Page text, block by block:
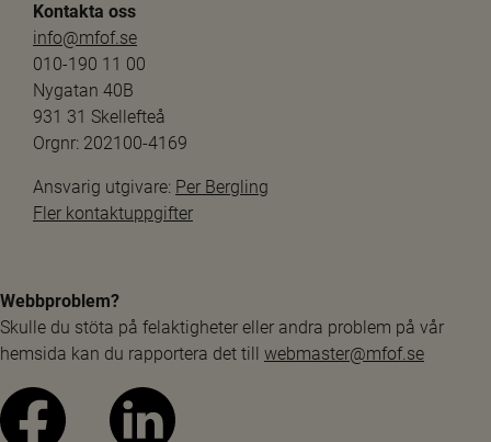
Kontakta oss
info@mfof.se
010-190 11 00
Nygatan 40B
931 31 Skellefteå
Orgnr: 202100-4169
Ansvarig utgivare: Per Bergling
Fler kontaktuppgifter
Webbproblem?
Skulle du stöta på felaktigheter eller andra problem på vår
hemsida kan du rapportera det till webmaster@mfof.se